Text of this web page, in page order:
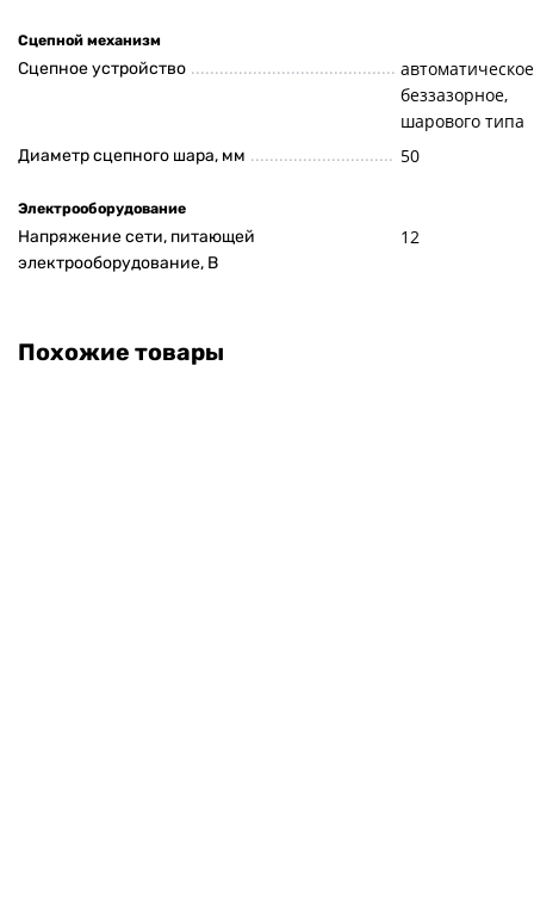
Сцепной механизм
Сцепное устройство
беззазорное,
шарового типа
Диаметр сцепного шара, мм 50
Электрооборудование
Напряжение сети, питающей
электрооборудование, В
12
Похожие товары